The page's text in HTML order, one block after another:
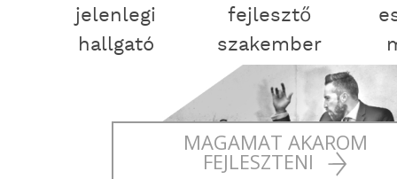
jelenlegi
hallgató
fejlesztő
szakember
MAGAMAT AKAROM
FEJLESZTENI